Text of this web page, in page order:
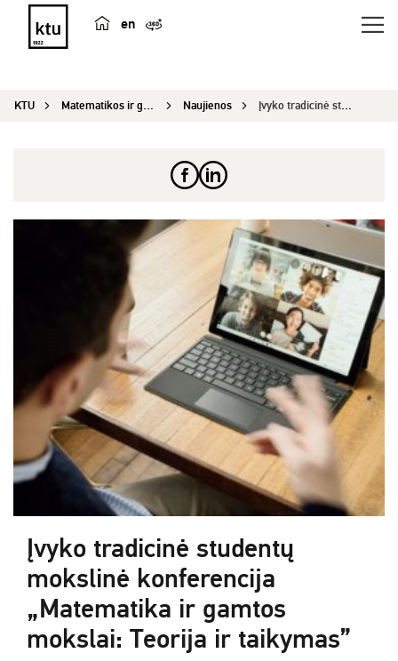
en
KTU Matematikos ir gamtos mokslų konferencija Naujienos Įvyko tradicinė studentų mokslinė konferencija „...
Įvyko tradicinė studentų
mokslinė konferencija
„Matematika ir gamtos
mokslai: Teorija ir taikymas”